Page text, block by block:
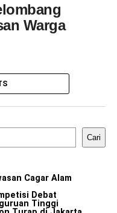
Warga
Cari
Cagar Alam
Debat
Tinggi